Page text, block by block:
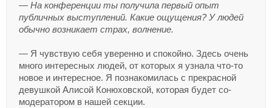
— На конференции ты получила первый опыт
публичных выступлений. Какие ощущения? У людей
обычно возникает страх, волнение.
— Я чувствую себя уверенно и спокойно. Здесь очень
много интересных людей, от которых я узнала что-то
новое и интересное. Я познакомилась с прекрасной
девушкой Алисой Конюховской, которая будет со-
модератором в нашей секции.